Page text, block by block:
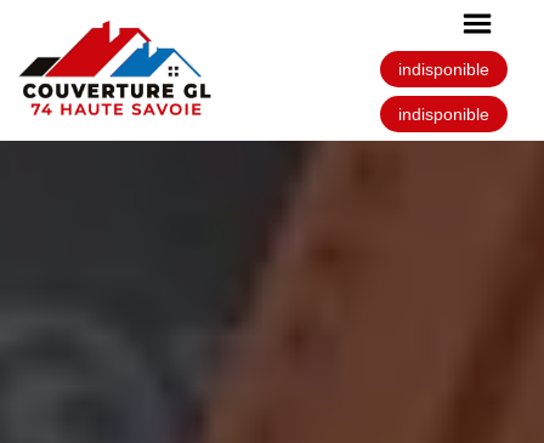
indisponible
indisponible